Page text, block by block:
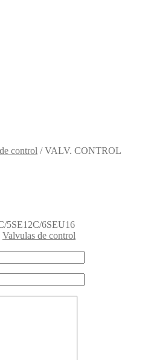
control /VALV. CONTROL
5SE12C/6SEU16
Valvulas de control